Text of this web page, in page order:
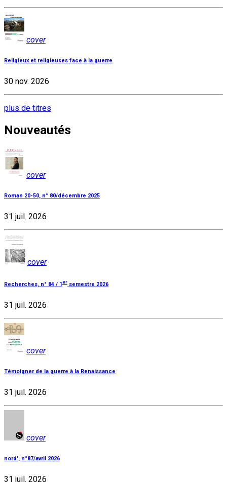
cover
Religieux et religieuses face à la guerre
30 nov. 2026
plus de titres
Nouveautés
cover
Roman 20-50, n° 80/décembre 2025
31 juil. 2026
cover
Recherches, n° 84 / 1er semestre 2026
31 juil. 2026
cover
Témoigner de la guerre à la Renaissance
31 juil. 2026
cover
nord', n°87/avril 2026
31 juil. 2026